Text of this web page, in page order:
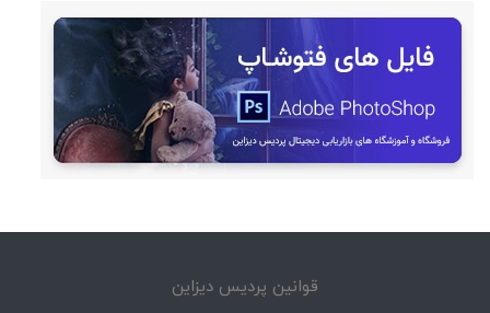
قوانین پردیس دیزاین